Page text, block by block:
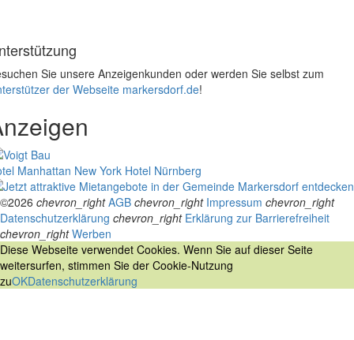
Sie unsere Anzeigenkunden oder werden Sie selbst zum
der Webseite markersdorf.de!
Manhattan New York Hotel Nürnberg
©2026 chevron_right AGB chevron_right Impressum chevron_right
Datenschutzerklärung chevron_right Erklärung zur Barrierefreiheit
chevron_right Werben
Diese Webseite verwendet Cookies. Wenn Sie auf dieser Seite
weitersurfen, stimmen Sie der Cookie-Nutzung
zuOKDatenschutzerklärung